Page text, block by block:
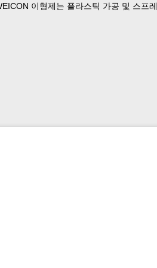
이형제는 플라스틱 가공 및 스프